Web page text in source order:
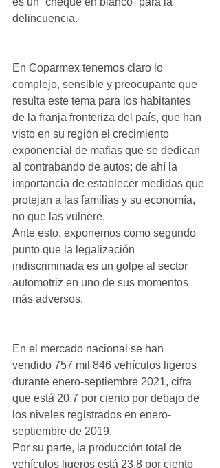
delincuencia.
En Coparmex tenemos claro lo
complejo, sensible y preocupante que
resulta este tema para los habitantes
de la franja fronteriza del país, que han
visto en su región el crecimiento
exponencial de mafias que se dedican
al contrabando de autos; de ahí la
importancia de establecer medidas que
protejan a las familias y su economía,
no que las vulnere.
Ante esto, exponemos como segundo
punto que la legalización
indiscriminada es un golpe al sector
automotriz en uno de sus momentos
más adversos.
En el mercado nacional se han
vendido 757 mil 846 vehículos ligeros
durante enero-septiembre 2021, cifra
que está 20.7 por ciento por debajo de
los niveles registrados en enero-
septiembre de 2019.
Por su parte, la producción total de
vehículos ligeros está 23.8 por ciento